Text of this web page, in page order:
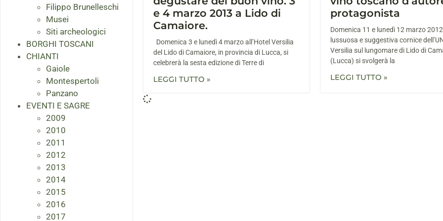
Filippo Brunelleschi
Musei
Siti archeologici
BORGHI TOSCANI
CHIANTI
Gaiole
Montespertoli
Panzano
EVENTI E SAGRE
2009
2010
2011
2012
2013
2014
2015
2016
2017
e 4 marzo 2013 a Lido di
Camaiore.
Domenica 3 e lunedì 4 marzo all’Hotel Versilia
del Lido di Camaiore, in provincia di Lucca, si
celebrerà la sesta edizione di Terre di
LEGGI TUTTO »
protagonista
Domenica 11 e lunedì 12 marzo
lussuosa e suggestiva cornice
Versilia sul lungomare di Lido di
(Lucca) si svolgerà la
LEGGI TUTTO »